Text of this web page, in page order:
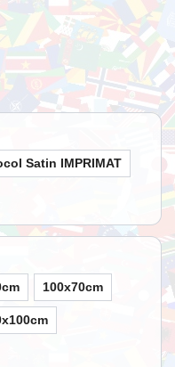
Satin IMPRIMAT
100x70cm